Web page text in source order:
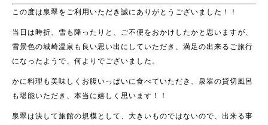
この度は泉翠をご利用いただき誠にありがとうございました！！
当日は時折、雪も降ったりと、ご不便をおかけしたかと思いますが、
雪景色の城崎温泉も良い思い出にしていただき、満足の出来るご旅行
になったようで、何よりでございました。
かに料理も美味しくお腹いっぱいに食べていただき、泉翠の貸切風呂
も堪能いただき、本当に嬉しく思います！！
泉翠は決して旅館の規模として、大きいものではないので、出来る事